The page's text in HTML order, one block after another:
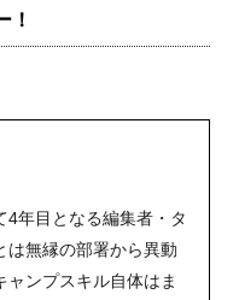
！
4年目となる編集者・タ
は無縁の部署から異動
ャンプスキル自体はま